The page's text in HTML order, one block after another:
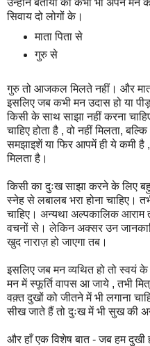
सिवाय दो लोगों के।
माता पिता से
गुरु से
गुरु तो आजकल मिलते नहीं। और
इसलिए जब कभी मन उदास हो या
किसी के साथ साझा नहीं करना
चाहिए होता है , वो नहीं मिलता,
समझाइशें या फिर आपमें ही ये कमी
मिलता है।
किसी का दुःख साझा करने के लिए
स्नेह से लबालब भरा होना चाहिए।
चाहिए। अन्यथा अल्पकालिक आराम
वचनों से। लेकिन अक्सर उन
खुद नाराज़ हो जाएगा तब।
इसलिए जब मन व्यथित हो तो स्वयं
मन में स्फूर्ति वापस आ जाये , तभी
वक़्त दुखों को जीतने में भी लगाना
सीख जाते हैं तो दुःख में भी सुख की
और हाँ एक विशेष बात - जब हम दुखी